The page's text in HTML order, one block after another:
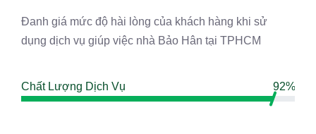
Đanh giá mức độ hài lòng của khách hàng khi sử
dụng dịch vụ giúp việc nhà Bảo Hân tại TPHCM
Chất Lượng Dịch Vụ 92%